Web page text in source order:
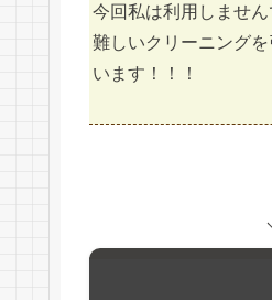
今回私は利用しませ
難しいクリーニング
います！！！